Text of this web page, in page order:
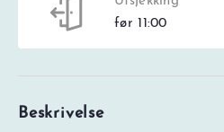
før 11:00
Beskrivelse